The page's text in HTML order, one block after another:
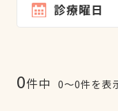
診療曜日
0件中 0〜0件を表